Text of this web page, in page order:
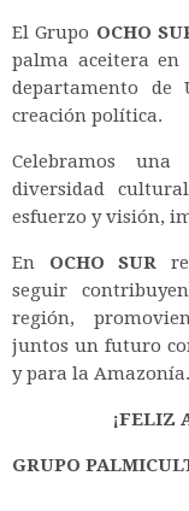
El Grupo OCHO
palma aceitera
departamento de
creación política.
Celebramos
diversidad
esfuerzo y visión,
En OCHO SUR
seguir
región,
juntos un futuro
y para la Amazonía.
¡FELIZ
GRUPO